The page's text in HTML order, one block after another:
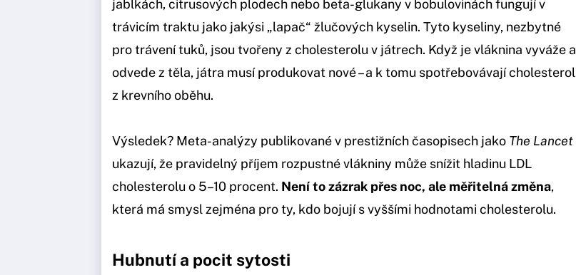
jablkách, citrusových plodech nebo beta-glukany v bobulovinách fungují v
trávicím traktu jako jakýsi „lapač“ žlučových kyselin. Tyto kyseliny, nezbytné
pro trávení tuků, jsou tvořeny z cholesterolu v játrech. Když je vláknina vyváže a
odvede z těla, játra musí produkovat nové – a k tomu spotřebovávají cholesterol
z krevního oběhu.
Výsledek? Meta-analýzy publikované v prestižních časopisech jako The Lancet
ukazují, že pravidelný příjem rozpustné vlákniny může snížit hladinu LDL
cholesterolu o 5–10 procent. Není to zázrak přes noc, ale měřitelná změna,
která má smysl zejména pro ty, kdo bojují s vyššími hodnotami cholesterolu.
Hubnutí a pocit sytosti